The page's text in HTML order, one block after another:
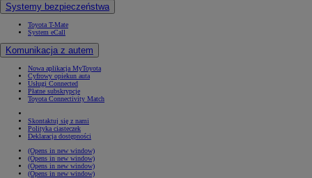
Systemy bezpieczeństwa
Toyota T-Mate
System eCall
Komunikacja z autem
Nowa aplikacja MyToyota
Cyfrowy opiekun auta
Usługi Connected
Płatne subskrypcje
Toyota Connectivity Match
Skontaktuj się z nami
Polityka ciasteczek
Deklaracja dostępności
(Opens in new window)
(Opens in new window)
(Opens in new window)
(Opens in new window)